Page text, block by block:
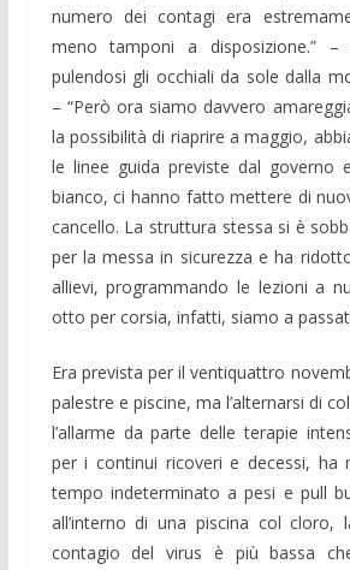
numero dei contagi era
meno tamponi a disposizione.” –
pulendosi gli occhiali da sole dalla
– “Però ora siamo davvero
la possibilità di riaprire a maggio,
le linee guida previste dal governo
bianco, ci hanno fatto mettere di
cancello. La struttura stessa si è
per la messa in sicurezza e ha
allievi, programmando le lezioni a
otto per corsia, infatti, siamo a
Era prevista per il ventiquattro
palestre e piscine, ma l’alternarsi di
l’allarme da parte delle terapie
per i continui ricoveri e decessi, ha
tempo indeterminato a pesi e pull
all’interno di una piscina col cloro,
contagio del virus è più bassa